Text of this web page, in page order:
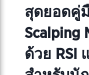
สุดยอดคู่
Scalping
ด้วย RSI